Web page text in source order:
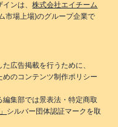
インは、株式会社エイチーム
市場上場)のグループ企業で
広告掲載を行うために、
のコンテンツ制作ポリシー
集部では景表法・特定商取
シルバー団体認証マークを取